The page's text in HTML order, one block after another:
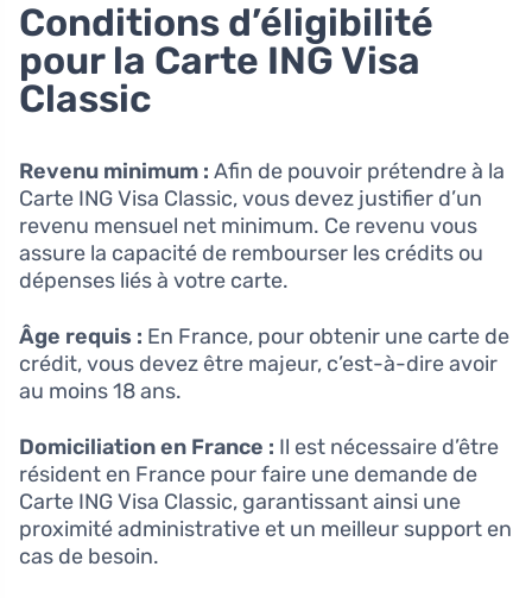
Conditions d’éligibilité
pour la Carte ING Visa
Classic
Revenu minimum : Afin de pouvoir prétendre à la
Carte ING Visa Classic, vous devez justifier d’un
revenu mensuel net minimum. Ce revenu vous
assure la capacité de rembourser les crédits ou
dépenses liés à votre carte.
Âge requis : En France, pour obtenir une carte de
crédit, vous devez être majeur, c’est-à-dire avoir
au moins 18 ans.
Domiciliation en France : Il est nécessaire d’être
résident en France pour faire une demande de
Carte ING Visa Classic, garantissant ainsi une
proximité administrative et un meilleur support en
cas de besoin.